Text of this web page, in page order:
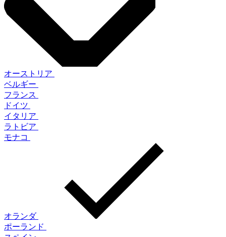
オーストリア
ベルギー
フランス
ドイツ
イタリア
ラトビア
モナコ
オランダ
ポーランド